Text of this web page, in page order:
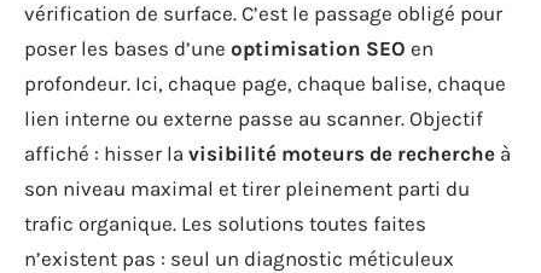
vérification de surface. C’est le passage obligé pour
poser les bases d’une optimisation SEO en
profondeur. Ici, chaque page, chaque balise, chaque
lien interne ou externe passe au scanner. Objectif
affiché : hisser la visibilité moteurs de recherche à
son niveau maximal et tirer pleinement parti du
trafic organique. Les solutions toutes faites
n’existent pas : seul un diagnostic méticuleux